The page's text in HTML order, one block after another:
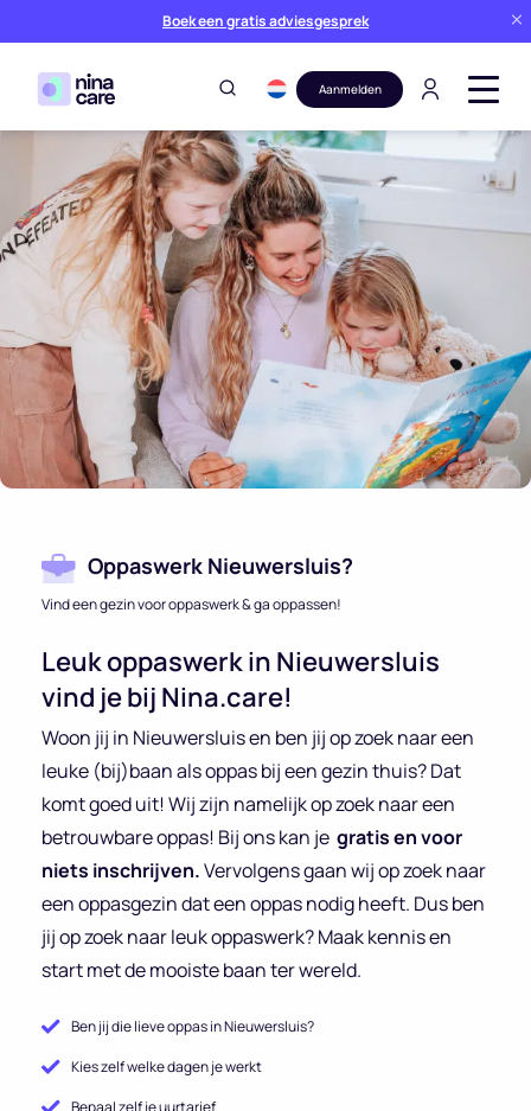
Boek een gratis adviesgesprek
Aanmelden
Oppaswerk Nieuwersluis?
Vind een gezin voor oppaswerk & ga oppassen!
Leuk oppaswerk in Nieuwersluis
vind je bij Nina.care!
Woon jij in Nieuwersluis en ben jij op zoek naar een
leuke (bij)baan als oppas bij een gezin thuis? Dat
komt goed uit! Wij zijn namelijk op zoek naar een
betrouwbare oppas! Bij ons kan je gratis en voor
niets inschrijven.Vervolgens gaan wij op zoek naar
een oppasgezin dat een oppas nodig heeft. Dus ben
jij op zoek naar leuk oppaswerk? Maak kennis en
start met de mooiste baan ter wereld.
Ben jij die lieve oppas in Nieuwersluis?
Kies zelf welke dagen je werkt
Bepaal zelf je uurtarief